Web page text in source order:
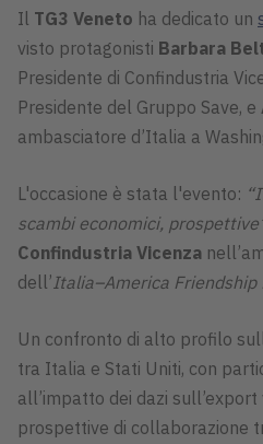
Il TG3 Veneto ha dedicato un
visto protagonisti Barbara
Presidente di Confindustria
Presidente del Gruppo Save, e
ambasciatore d’Italia a
L'occasione è stata l'evento:
scambi economici,
Confindustria Vicenza
dell’ Italia–America Friendship
Un confronto di alto profilo
tra Italia e Stati Uniti, con
all’impatto dei dazi
prospettive di collaborazione